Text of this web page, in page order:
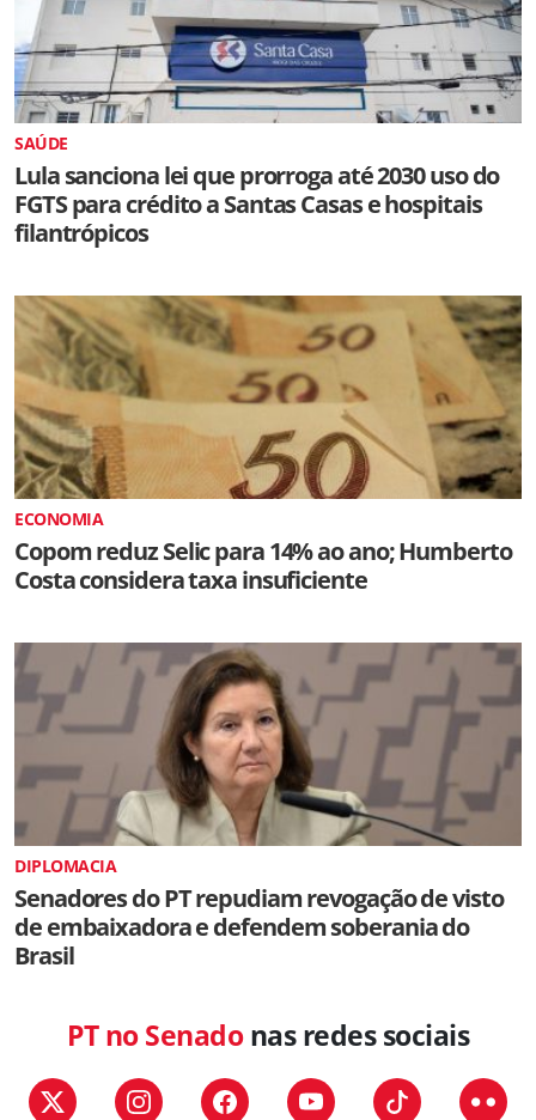
SAÚDE
Lula sanciona lei que prorroga até 2030 uso do
FGTS para crédito a Santas Casas e hospitais
filantrópicos
ECONOMIA
Copom reduz Selic para 14% ao ano; Humberto
Costa considera taxa insuficiente
DIPLOMACIA
Senadores do PT repudiam revogação de visto
de embaixadora e defendem soberania do
Brasil
PT no Senadonas redes sociais